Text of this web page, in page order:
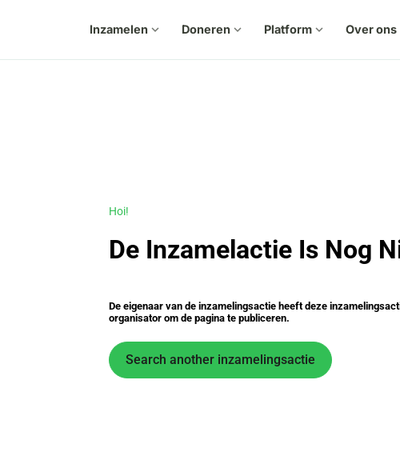
Inzamelen expand_more Doneren expand_more Platform expand_more Over ons
Hoi!
De Inzamelactie Is Nog
De eigenaar van de inzamelingsactie heeft deze
organisator om de pagina te publiceren.
Search another inzamelingsactie